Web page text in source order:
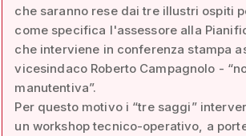
che saranno rese dai tre illustri ospiti
come specifica l'assessore alla
che interviene in conferenza stampa
vicesindaco Roberto Campagnolo -
manutentiva”.
Per questo motivo i “tre saggi”
un workshop tecnico-operativo, a